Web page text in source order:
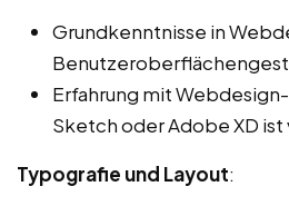
Grundkenntnisse in
Erfahrung mit
Sketch oder Adobe XD ist
Typografie und Layout: